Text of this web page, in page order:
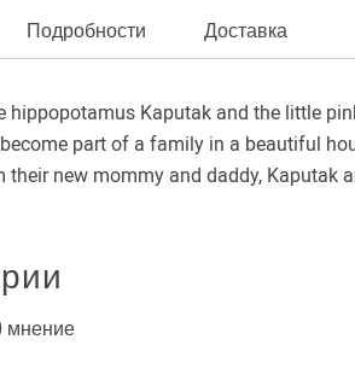
Подробности Доставка
hippopotamus Kaputak and the little
part of a family in a beautiful
their new mommy and daddy, Kaputak
мнение